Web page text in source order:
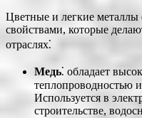
Цветные и легкие
свойствами, которые
отраслях⁚
Медь⁚ обладает
теплопроводностью
Используется в
строительстве,